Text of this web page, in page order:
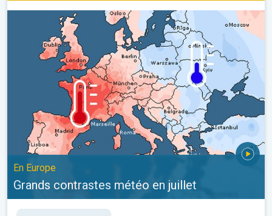
Grands contrastes météo en juillet. En Europe. . .
En Europe
Grands contrastes météo en juillet